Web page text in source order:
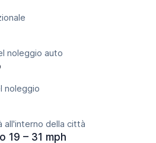
noleggio auto
noleggio
all'interno della città
19 – 31 mph